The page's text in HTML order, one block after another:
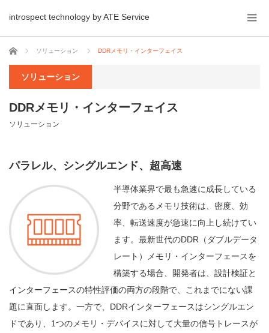
introspect technology by ATE Service
ホーム ソリューション DDRメモリ・インターフェイス
ソリューション
DDRメモリ・インターフェイス
ソリューション
パラレル、シングルエンド、超高速
半導体業界で最も急速に成長している
分野であるメモリ技術は、密度、効
率、転送速度が急速に向上し続けてい
ます。最新世代のDDR（ダブルデータ
レート）メモリ・インターフェースを
構築する場合、開発者は、設計検証と
インターフェースの特性評価の両方の段階で、これまでにない課
題に直面します。一方で、DDRインターフェースはシングルエン
ドであり、1つのメモリ・デバイスに対して大量の信号トレースが